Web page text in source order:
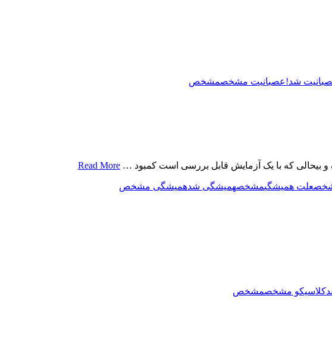
شد!عصبانیت مشخصمشخص
که با یک آزمایش قابل بررسی است کمبود … Read More
علت همیشگیمشخصهمیشگی شدهمیشگی مشخص
کلاسیکو مشخصمشخص